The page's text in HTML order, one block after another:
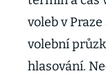
voleb v
volební
hlasování.